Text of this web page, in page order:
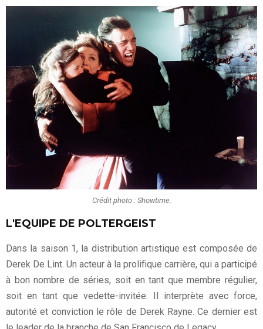
Crédit photo : Showtime.
L'EQUIPE DE POLTERGEIST
Dans la saison 1, la distribution artistique est composée de
Derek De Lint. Un acteur à la prolifique carrière, qui a participé
à bon nombre de séries, soit en tant que membre régulier,
soit en tant que vedette-invitée. Il interprète avec force,
autorité et conviction le rôle de Derek Rayne. Ce dernier est